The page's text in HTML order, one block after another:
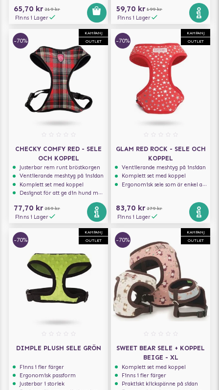
65,70 kr 219 kr
Finns i Lager
59,70 kr 199 kr
Finns i Lager
KAMPANJ
OUTLET
-70%
CHECKY COMFY RED - SELE
OCH KOPPEL
Justerbar rem runt bröstkorgen
Ventilerande meshtyg på insidan
Komplett set med koppel
Designat för att ge din hund maximal komfort
77,70 kr 259 kr
Finns i Lager
KAMPANJ
OUTLET
-70%
GLAM RED ROCK - SELE OCH
KOPPEL
Ventilerande meshtyg på insidan
Komplett set med koppel
Ergonomisk sele som är enkel att ta på och av
83,70 kr 279 kr
Finns i Lager
KAMPANJ
OUTLET
-70%
DIMPLE PLUSH SELE GRÖN
Finns i fler färger
Ergonomisk passform
Justerbar i storlek
KAMPANJ
OUTLET
-70%
SWEET BEAR SELE + KOPPEL
BEIGE - XL
Komplett set med koppel
Finns i fler färger
Praktiskt klickspänne på sidan